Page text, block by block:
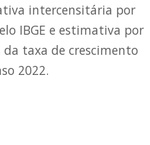
intercensitária por
IBGE e estimativa por
taxa de crescimento
2022.